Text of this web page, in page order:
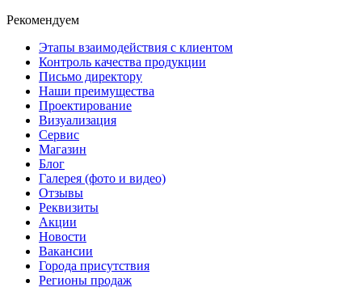
Рекомендуем
Этапы взаимодействия с клиентом
Контроль качества продукции
Письмо директору
Наши преимущества
Проектирование
Визуализация
Сервис
Магазин
Блог
Галерея (фото и видео)
Отзывы
Реквизиты
Акции
Новости
Вакансии
Города присутствия
Регионы продаж